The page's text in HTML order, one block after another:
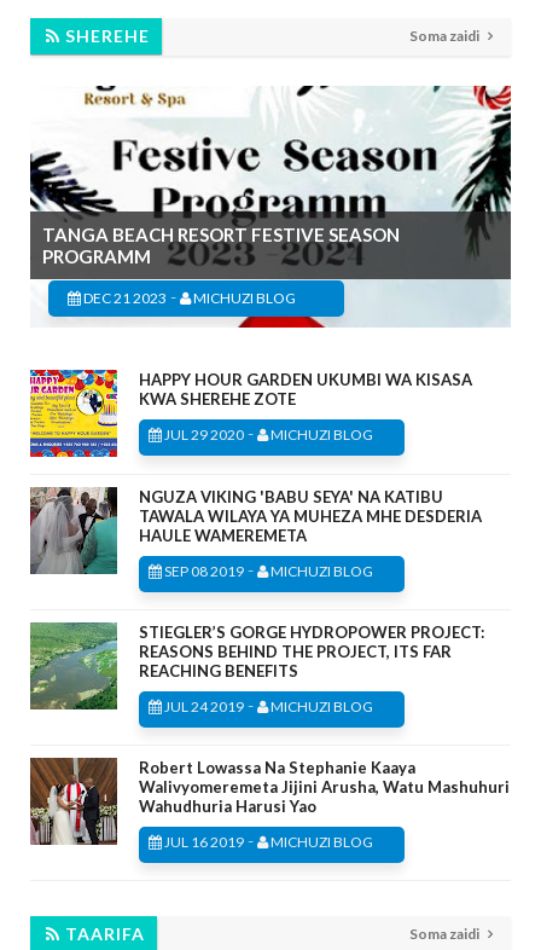
SHEREHE Soma zaidi
TANGA BEACH RESORT FESTIVE SEASON
PROGRAMM
DEC 21 2023 - MICHUZI BLOG
HAPPY HOUR GARDEN UKUMBI WA KISASA
KWA SHEREHE ZOTE
JUL 29 2020 - MICHUZI BLOG
NGUZA VIKING 'BABU SEYA' NA KATIBU
TAWALA WILAYA YA MUHEZA MHE DESDERIA
HAULE WAMEREMETA
SEP 08 2019 - MICHUZI BLOG
STIEGLER’S GORGE HYDROPOWER PROJECT:
REASONS BEHIND THE PROJECT, ITS FAR
REACHING BENEFITS
JUL 24 2019 - MICHUZI BLOG
Robert Lowassa Na Stephanie Kaaya
Walivyomeremeta Jijini Arusha, Watu Mashuhuri
Wahudhuria Harusi Yao
JUL 16 2019 - MICHUZI BLOG
TAARIFA Soma zaidi